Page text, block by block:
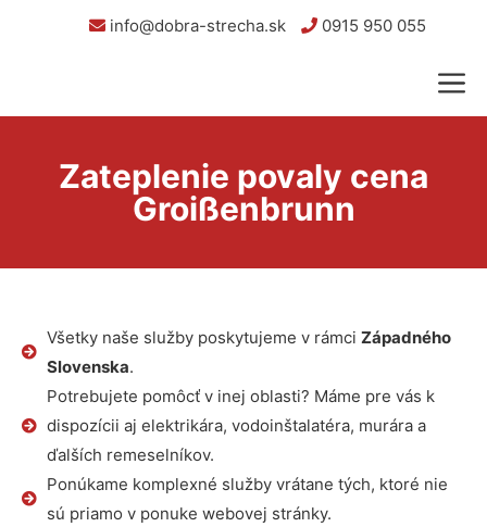
info@dobra-strecha.sk 0915 950 055
Zateplenie povaly cena
Groißenbrunn
Všetky naše služby poskytujeme v rámci Západného
Slovenska.
Potrebujete pomôcť v inej oblasti? Máme pre vás k
dispozícii aj elektrikára, vodoinštalatéra, murára a
ďalších remeselníkov.
Ponúkame komplexné služby vrátane tých, ktoré nie
sú priamo v ponuke webovej stránky.